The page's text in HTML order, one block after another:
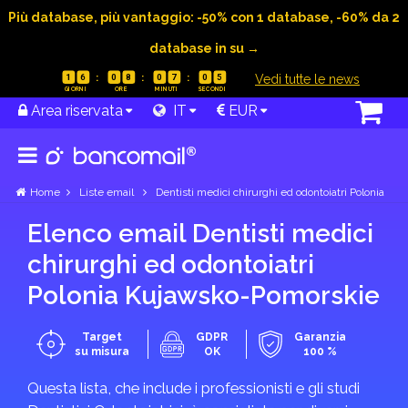
Più database, più vantaggio: -50% con 1 database, -60% da 2
database in su →
1 6 0 8 0 7 0 5 Vedi tutte le news
Area riservata IT EUR
Home Liste email Dentisti medici chirurghi ed odontoiatri Polonia
Elenco email Dentisti medici
chirurghi ed odontoiatri
Polonia Kujawsko-Pomorskie
Target
su misura
GDPR
OK
Garanzia
100 %
Questa lista, che include i professionisti e gli studi